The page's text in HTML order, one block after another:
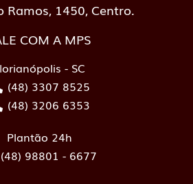
Ramos, 1450, Centro.
COM A MPS
- SC
(48) 3307 8525
(48) 3206 6353
Plantão 24h
(48) 98801 - 6677